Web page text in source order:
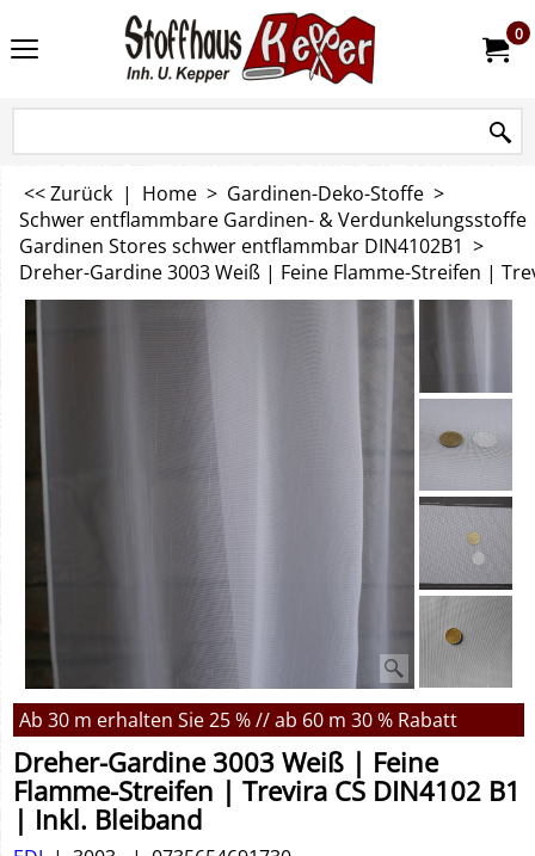
0
<< Zurück | Home > Gardinen-Deko-Stoffe >
Schwer entflammbare Gardinen- & Verdunkelungsstoffe
Gardinen Stores schwer entflammbar DIN4102B1 >
Dreher-Gardine 3003 Weiß | Feine Flamme-Streifen |
Ab 30 m erhalten Sie 25 % // ab 60 m 30 % Rabatt
Dreher-Gardine 3003 Weiß | Feine
Flamme-Streifen | Trevira CS DIN4102 B1
| Inkl. Bleiband